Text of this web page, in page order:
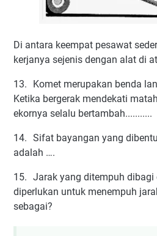
Di antara keempat pesawat
kerjanya sejenis dengan alat di
13.
Komet merupakan benda
Ketika bergerak mendekati
ekornya selalu bertambah...........
14. Sifat bayangan yang
adalah ….
15. Jarak yang ditempuh dibagi
diperlukan untuk menempuh
sebagai?